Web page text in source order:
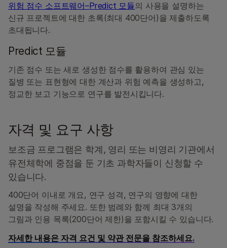
위험 점수 소프트웨어–Predict 모듈의 사용을 설명하는
신규 프로젝트에 대한 초록(최대 400단어)을 제출하도록
초대됩니다.
Predict 모듈
기존 점수 또는 새로 생성한 점수를 활용하여 관심 있는
질병 또는 표현형에 대한 계산과 위험 예측을 생성하고,
정교한 보고 기능으로 연구를 발전시킵니다.
자격 및 요구 사항
보조금 프로그램은 학계, 영리 또는 비영리 기관에서
유전체학에 중점을 둔 기초 과학자들이 신청할 수
있습니다.
400단어 이내로 개요, 연구 성격, 연구의 영향에 대한
설명을 작성해 주세요. 또한 범례와 함께 최대 3개의
그림과 인용 목록(200단어 제한)을 포함시킬 수 있습니다.
자세한 내용은 자격 요건 및 약관 전문을 참조하세요.